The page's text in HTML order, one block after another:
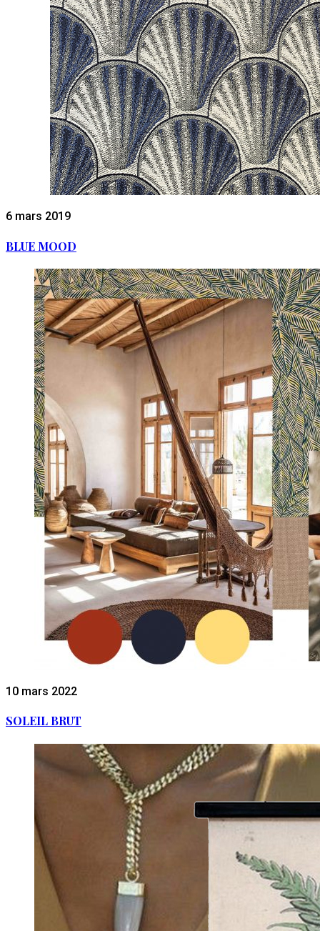
6 mars 2019
BLUE MOOD
10 mars 2022
SOLEIL BRUT